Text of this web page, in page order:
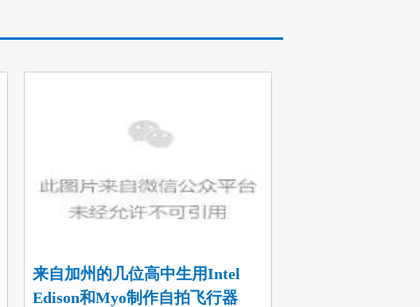
来自加州的几位高中生用Intel
Edison和Myo制作自拍飞行器